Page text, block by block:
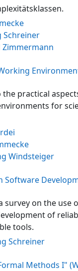
Schreiner
practical
for
Windsteiger
Software
survey on the use
of
tools.
Schreiner
Methods I"